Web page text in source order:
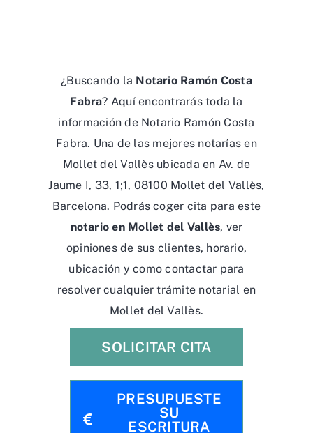
¿Buscando la Notario Ramón Costa
Fabra? Aquí encontrarás toda la
información de Notario Ramón Costa
Fabra. Una de las mejores notarías en
Mollet del Vallès ubicada en Av. de
Jaume I, 33, 1;1, 08100 Mollet del Vallès,
Barcelona. Podrás coger cita para este
notario en Mollet del Vallès, ver
opiniones de sus clientes, horario,
ubicación y como contactar para
resolver cualquier trámite notarial en
Mollet del Vallès.
SOLICITAR CITA
PRESUPUESTE
SU
ESCRITURA